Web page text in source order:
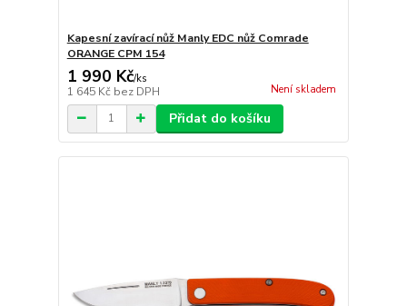
Kapesní zavírací nůž Manly EDC nůž Comrade
ORANGE CPM 154
1 990 Kč/ks
1 645 Kč bez DPH Není skladem
Přidat do košíku